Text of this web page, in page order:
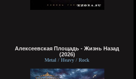
Алексеевская Площадь - Жизнь Назад
(2026)
Metal / Heavy / Rock